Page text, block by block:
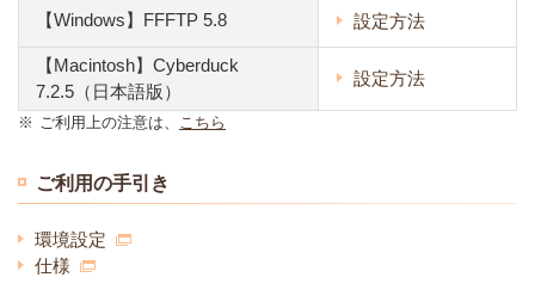
【Windows】FFFTP 5.8 設定方法
【Macintosh】Cyberduck
7.2.5（日本語版）
設定方法
※ ご利用上の注意は、 こちら
ご利用の手引き
環境設定
仕様